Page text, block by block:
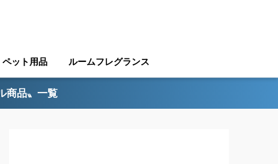
ペット用品 ルームフレグランス
商品〟一覧